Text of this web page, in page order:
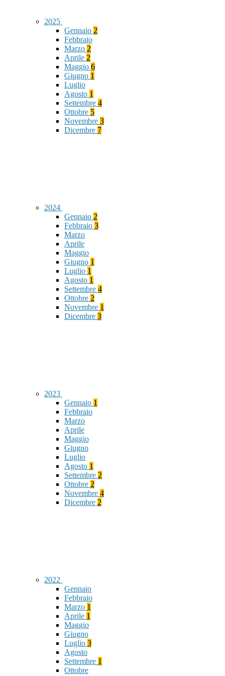
2025
Gennaio 2
Febbraio
Marzo 2
Aprile 2
Maggio 6
Giugno 1
Luglio
Agosto 1
Settembre 4
Ottobre 5
Novembre 3
Dicembre 7
2024
Gennaio 2
Febbraio 3
Marzo
Aprile
Maggio
Giugno 1
Luglio 1
Agosto 1
Settembre 4
Ottobre 2
Novembre 1
Dicembre 3
2023
Gennaio 1
Febbraio
Marzo
Aprile
Maggio
Giugno
Luglio
Agosto 1
Settembre 2
Ottobre 2
Novembre 4
Dicembre 2
2022
Gennaio
Febbraio
Marzo 1
Aprile 1
Maggio
Giugno
Luglio 3
Agosto
Settembre 1
Ottobre